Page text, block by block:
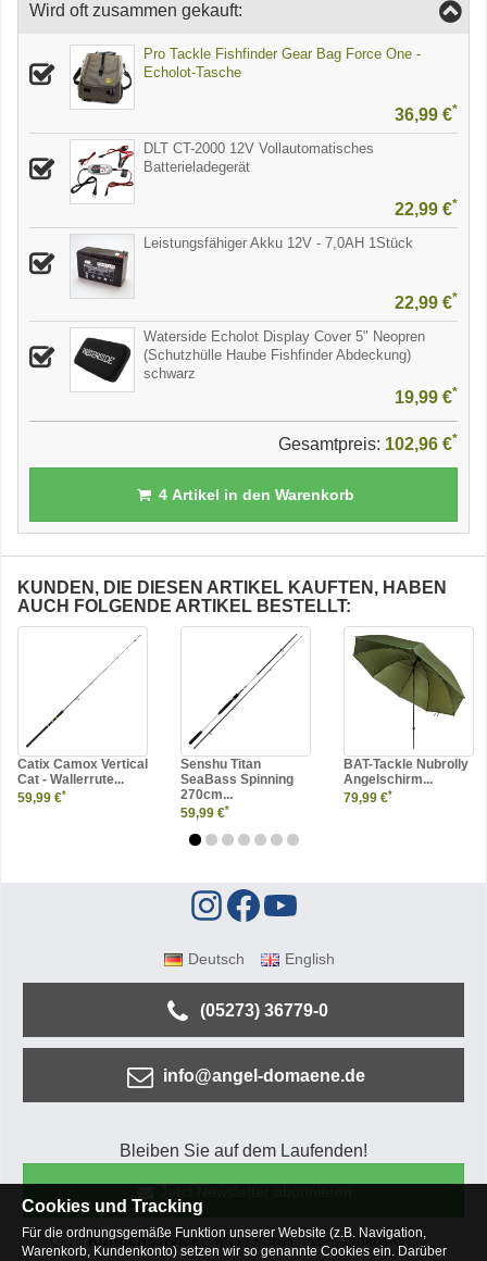
Wird oft zusammen gekauft:
Pro Tackle Fishfinder Gear Bag Force One -
Echolot-Tasche
36,99 €*
DLT CT-2000 12V Vollautomatisches
Batterieladegerät
22,99 €*
Leistungsfähiger Akku 12V - 7,0AH 1Stück
22,99 €*
Waterside Echolot Display Cover 5" Neopren
(Schutzhülle Haube Fishfinder Abdeckung)
schwarz
19,99 €*
Gesamtpreis: 102,96 €*
4Artikel in den Warenkorb
KUNDEN, DIE DIESEN ARTIKEL KAUFTEN, HABEN
AUCH FOLGENDE ARTIKEL BESTELLT:
Catix Camox Vertical
Cat - Wallerrute...
59,99 €*
Senshu Titan
SeaBass Spinning
270cm...
59,99 €*
BAT-Tackle Nubrolly
Angelschirm...
79,99 €*
Deutsch English
(05273) 36779-0
info@angel-domaene.de
Bleiben Sie auf dem Laufenden!
Kundenservice Mein Konto
Versandkosten
Cookies und Tracking
Für die ordnungsgemäße Funktion unserer Website (z.B. Navigation,
Warenkorb, Kundenkonto) setzen wir so genannte Cookies ein. Darüber